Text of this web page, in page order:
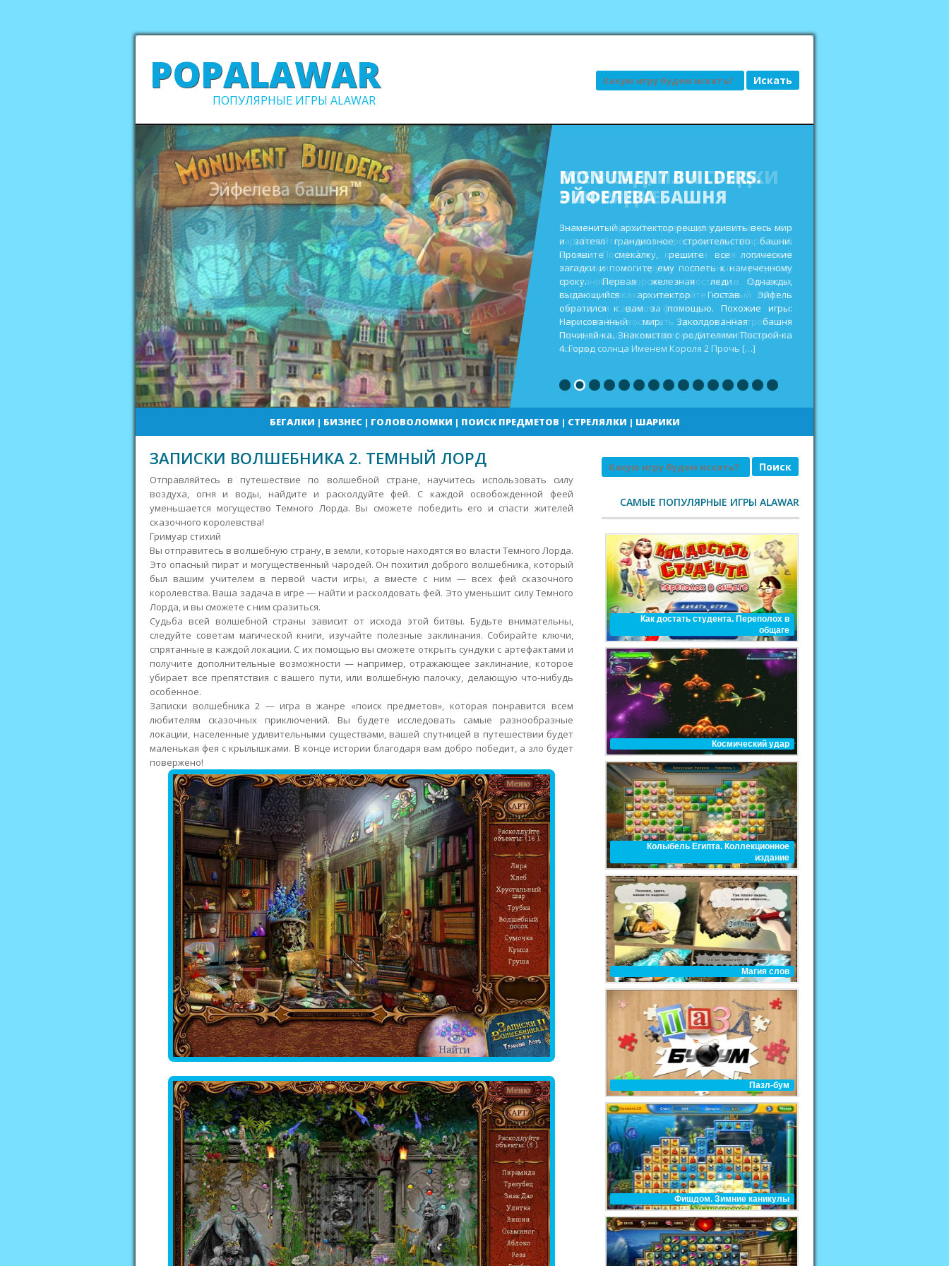
POPALAWAR
ПОПУЛЯРНЫЕ ИГРЫ ALAWAR
Поиск
ВСЕ В САД, ИЛИ ГРЯДКИ
В ПОРЯДКЕ
Выполните просьбы привередливых заказчиков и
заработайте деньги на реставрацию старенькой
виллы. Постройте кладовки для хранения
инвентаря и других полезных ресурсов,
восстановите дорожки и мостики в городских
садах и парках и выиграйте главный приз в
ежегодном садовом фестивале. Похожие игры:
Кекс шоп Как воспитать дракона 2 Построй-ка 4.
Город солнца Веселая ферма. Викинги Повелитель
погоды
БЕГАЛКИ | БИЗНЕС| ГОЛОВОЛОМКИ | ПОИСК ПРЕДМЕТОВ | СТРЕЛЯЛКИ | ШАРИКИ
ЗАПИСКИ ВОЛШЕБНИКА 2. ТЕМНЫЙ ЛОРД
Отправляйтесь в путешествие по волшебной стране, научитесь использовать силу
воздуха, огня и воды, найдите и расколдуйте фей. С каждой освобожденной феей
уменьшается могущество Темного Лорда. Вы сможете победить его и спасти жителей
сказочного королевства!
Гримуар стихий
Вы отправитесь в волшебную страну, в земли, которые находятся во власти Темного Лорда.
Это опасный пират и могущественный чародей. Он похитил доброго волшебника, который
был вашим учителем в первой части игры, а вместе с ним — всех фей сказочного
королевства. Ваша задача в игре — найти и расколдовать фей. Это уменьшит силу Темного
Лорда, и вы сможете с ним сразиться.
Судьба всей волшебной страны зависит от исхода этой битвы. Будьте внимательны,
следуйте советам магической книги, изучайте полезные заклинания. Собирайте ключи,
спрятанные в каждой локации. С их помощью вы сможете открыть сундуки с артефактами и
получите дополнительные возможности — например, отражающее заклинание, которое
убирает все препятствия с вашего пути, или волшебную палочку, делающую что-нибудь
особенное.
Записки волшебника 2 — игра в жанре «поиск предметов», которая понравится всем
любителям сказочных приключений. Вы будете исследовать самые разнообразные
локации, населенные удивительными существами, вашей спутницей в путешествии будет
маленькая фея с крылышками. В конце истории благодаря вам добро победит, а зло будет
повержено!
Поиск
САМЫЕ ПОПУЛЯРНЫЕ ИГРЫ ALAWAR
Как достать студента. Переполох в
общаге
Космический удар
Колыбель Египта. Коллекционное
издание
Магия слов
Пазл-бум
Фишдом. Зимние каникулы